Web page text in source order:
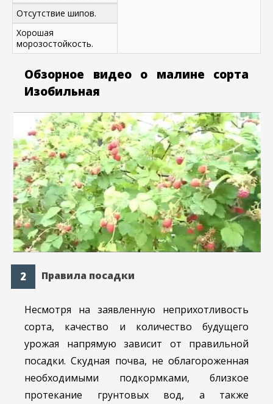
Отсутствие шипов.
Хорошая
морозостойкость.
Обзорное видео о малине сорта
Изобильная
Правила посадки
Несмотря на заявленную неприхотливость
сорта, качество и количество будущего
урожая напрямую зависит от правильной
посадки. Скудная почва, не облагороженная
необходимыми подкормками, близкое
протекание грунтовых вод, а также